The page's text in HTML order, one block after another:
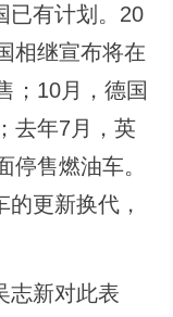
已有计划。20
相继宣布将在
；10月，德国
去年7月，英
停售燃油车。
更新换代，
志新对此表